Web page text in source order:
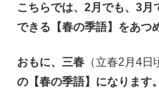
こちらでは、2月でも、3
できる【春の季語】をあつ
おもに、三春 （立春2月4日
の【春の季語】になります。